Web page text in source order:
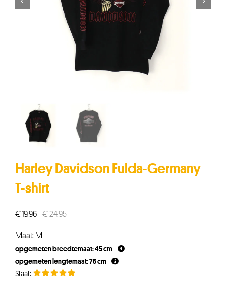
Harley Davidson Fulda-Germany
T-shirt
€24,95Oorspronkelijke
€24,95.
€19,96
Huidige
€19,96.
Maat: M
opgemeten breedtemaat: 45 cm
opgemeten lengtemaat: 75 cm